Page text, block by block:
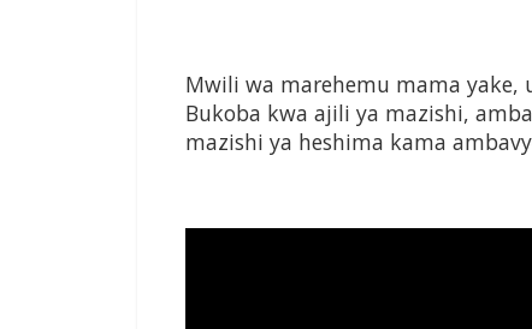
Mwili wa marehemu mama yake,
Bukoba kwa ajili ya mazishi,
mazishi ya heshima kama